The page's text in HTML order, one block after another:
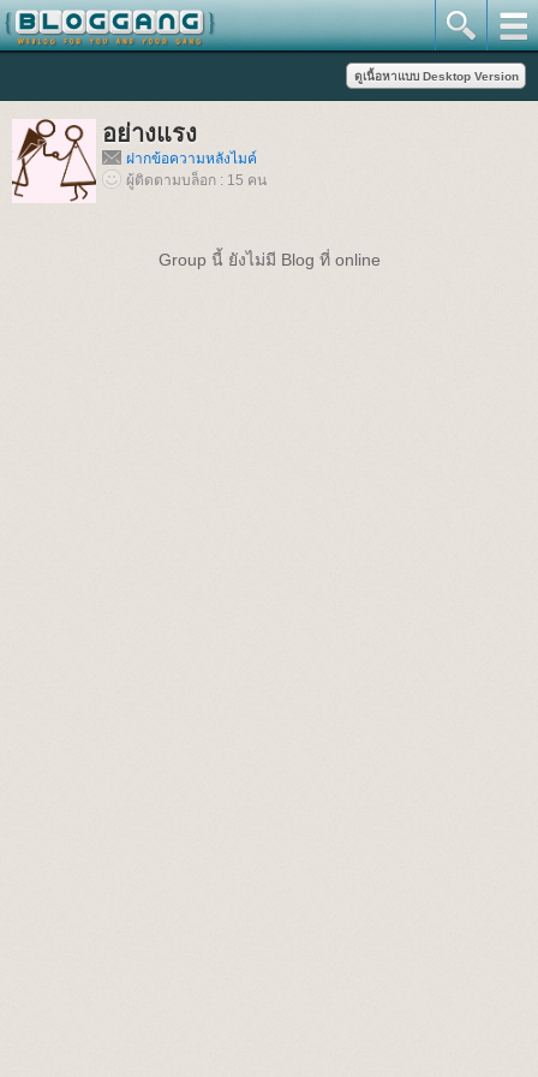
อย่างแรง
ฝากข้อความหลังไมค์
ผู้ติดตามบล็อก : 15 คน
Group นี้ ยังไม่มี Blog ที่ online